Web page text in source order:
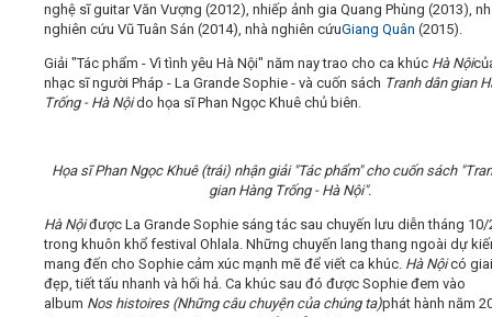
nghệ sĩ guitar Văn Vượng (2012), nhiếp ảnh gia Quang Phùng (2013),
nghiên cứu Vũ Tuân Sán (2014), nhà nghiên cứuGiang Quân (2015).
Giải "Tác phẩm - Vì tình yêu Hà Nội" năm nay trao cho ca khúc Hà Nội
nhạc sĩ người Pháp - La Grande Sophie - và cuốn sách Tranh dân gian
Trống - Hà Nộido họa sĩ Phan Ngọc Khuê chủ biên.
Họa sĩ Phan Ngọc Khuê (trái) nhận giải "Tác phẩm" cho cuốn sách
gian Hàng Trống - Hà Nội".
Hà Nộiđược La Grande Sophie sáng tác sau chuyến lưu diễn tháng 10/
trong khuôn khổ festival Ohlala. Những chuyến lang thang ngoài dự
mang đến cho Sophie cảm xúc mạnh mẽ để viết ca khúc. Hà Nộicó
đẹp, tiết tấu nhanh và hối hả. Ca khúc sau đó được Sophie đem vào
album Nos histoires (Những câu chuyện của chúng ta)phát hành năm